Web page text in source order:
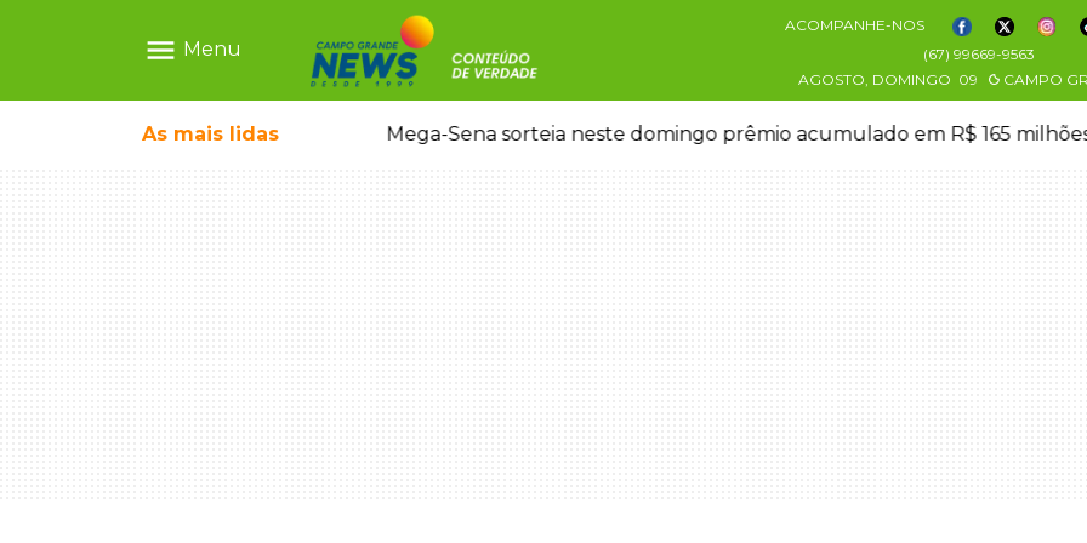
menu Menu
ACOMPANHE-NOS
(67) 99669-9563
AGOSTO, DOMINGO 09 CAMPO
As mais lidas Mega-Sena sorteia neste domingo prêmio acumulado em R$ 165